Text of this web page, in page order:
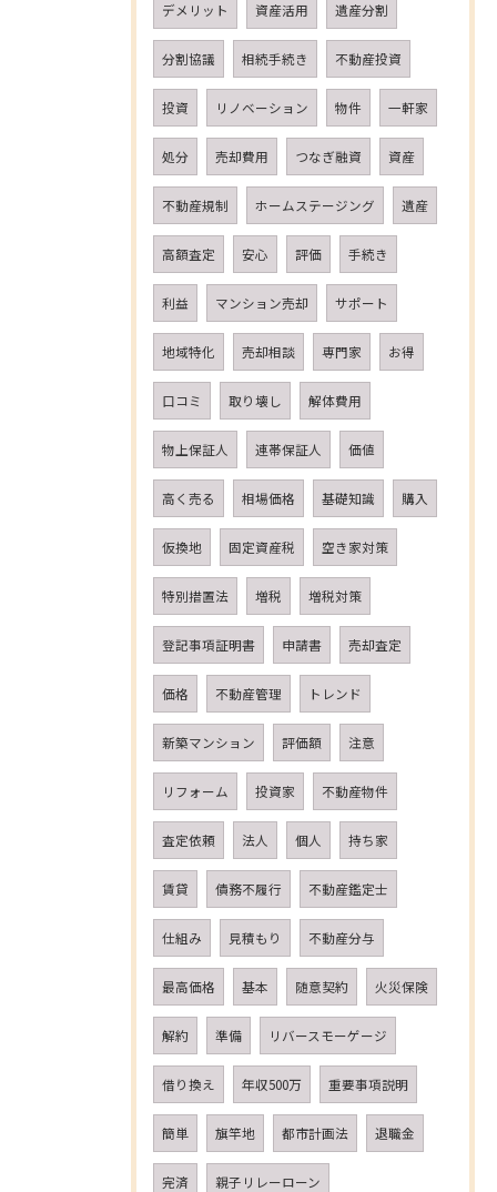
デメリット 資産活用 遺産分割
分割協議 相続手続き 不動産投資
投資 リノベーション 物件 一軒家
処分 売却費用 つなぎ融資 資産
不動産規制 ホームステージング 遺産
高額査定 安心 評価 手続き
利益 マンション売却 サポート
地域特化 売却相談 専門家 お得
口コミ 取り壊し 解体費用
物上保証人 連帯保証人 価値
高く売る 相場価格 基礎知識 購入
仮換地 固定資産税 空き家対策
特別措置法 増税 増税対策
登記事項証明書 申請書 売却査定
価格 不動産管理 トレンド
新築マンション 評価額 注意
リフォーム 投資家 不動産物件
査定依頼 法人 個人 持ち家
賃貸 債務不履行 不動産鑑定士
仕組み 見積もり 不動産分与
最高価格 基本 随意契約 火災保険
解約 準備 リバースモーゲージ
借り換え 年収500万 重要事項説明
簡単 旗竿地 都市計画法 退職金
完済 親子リレーローン